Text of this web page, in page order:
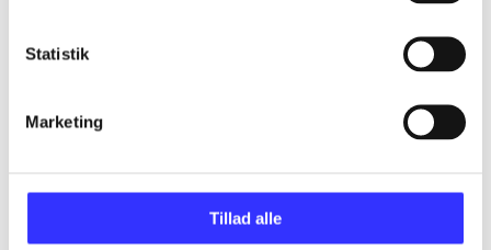
Statistik
Marketing
Tillad alle